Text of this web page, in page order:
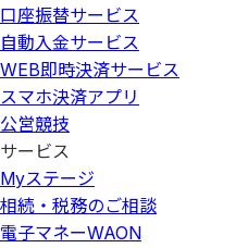
口座振替サービス
自動入金サービス
WEB即時決済サービス
スマホ決済アプリ
公営競技
サービス
Myステージ
相続・税務のご相談
電子マネーWAON